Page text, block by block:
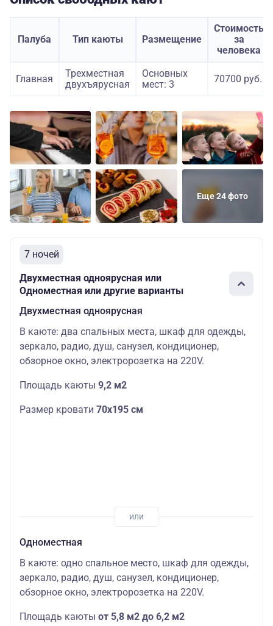
Палуба Тип каюты Размещение
Стоимость
за
человека
Главная
Трехместная
двухъярусная
Основных
мест: 3
70700 руб.
Еще 24 фото
7 ночей
Двухместная одноярусная или
Одноместная или другие варианты
Двухместная одноярусная
В каюте: два спальных места, шкаф для одежды,
зеркало, радио, душ, санузел, кондиционер,
обзорное окно, электророзетка на 220V.
Площадь каюты 9,2 м2
Размер кровати 70х195 см
Одноместная
В каюте: одно спальное место, шкаф для одежды,
зеркало, радио, душ, санузел, кондиционер,
обзорное окно, электророзетка на 220V.
Площадь каюты от 5,8 м2 до 6,2 м2